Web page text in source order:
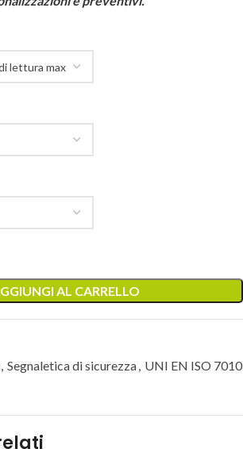
AL CARRELLO
, Segnaletica di sicurezza, UNI EN ISO 7010